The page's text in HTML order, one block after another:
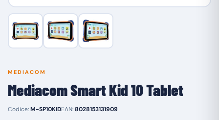
MEDIACOM
Mediacom Smart Kid 10 Tablet
Codice:M-SP10KIDEAN:8028153131909